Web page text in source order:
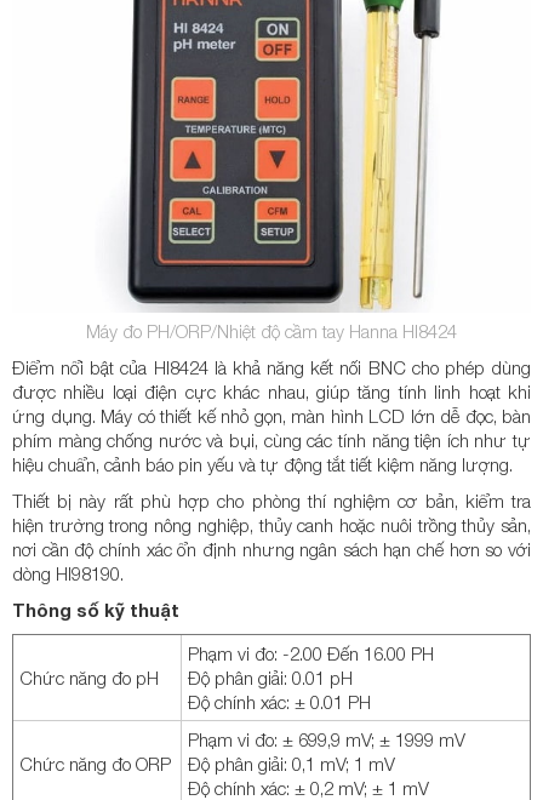
Máy đo PH/ORP/Nhiệt độ cầm tay Hanna HI8424
Điểm nổi bật của HI8424 là khả năng kết nối BNC cho phép dùng
được nhiều loại điện cực khác nhau, giúp tăng tính linh hoạt khi
ứng dụng. Máy có thiết kế nhỏ gọn, màn hình LCD lớn dễ đọc, bàn
phím màng chống nước và bụi, cùng các tính năng tiện ích như tự
hiệu chuẩn, cảnh báo pin yếu và tự động tắt tiết kiệm năng lượng.
Thiết bị này rất phù hợp cho phòng thí nghiệm cơ bản, kiểm tra
hiện trường trong nông nghiệp, thủy canh hoặc nuôi trồng thủy sản,
nơi cần độ chính xác ổn định nhưng ngân sách hạn chế hơn so với
dòng HI98190.
Thông số kỹ thuật
Chức năng đo pH
Phạm vi đo: -2.00 Đến 16.00 PH
Độ phân giải: 0.01 pH
Độ chính xác: ± 0.01 PH
Chức năng đo ORP
Phạm vi đo: ± 699,9 mV; ± 1999 mV
Độ phân giải: 0,1 mV; 1 mV
Độ chính xác: ± 0,2 mV; ± 1 mV